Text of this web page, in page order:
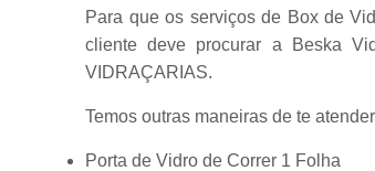
Para que os serviços de Box de
cliente deve procurar a Beska
VIDRAÇARIAS.
Temos outras maneiras de te
Porta de Vidro de Correr 1 Folha